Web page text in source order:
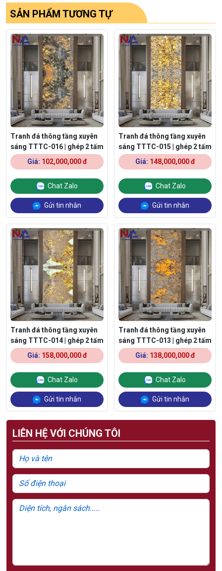
SẢN PHẨM TƯƠNG TỰ
Tranh đá thông tầng xuyên
sáng TTTC-016 | ghép 2 tấm
Giá: 102,000,000 đ
Chat Zalo
Gửi tin nhắn
Tranh đá thông tầng xuyên
sáng TTTC-015 | ghép 2 tấm
Giá: 148,000,000 đ
Chat Zalo
Gửi tin nhắn
Tranh đá thông tầng xuyên
sáng TTTC-014 | ghép 2 tấm
Giá: 158,000,000 đ
Chat Zalo
Gửi tin nhắn
Tranh đá thông tầng xuyên
sáng TTTC-013 | ghép 2 tấm
Giá: 138,000,000 đ
Chat Zalo
Gửi tin nhắn
LIÊN HỆ VỚI CHÚNG TÔI